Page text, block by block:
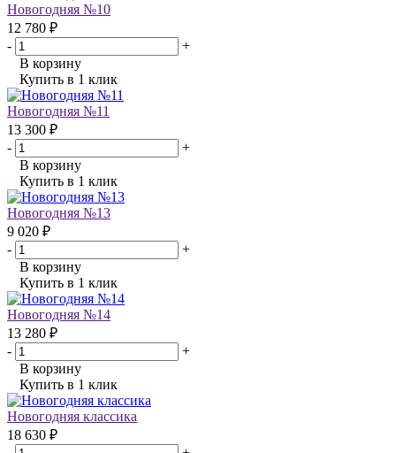
Новогодняя №10
12 780 ₽
-
+
В корзину
Купить в 1 клик
Новогодняя №11
13 300 ₽
-
+
В корзину
Купить в 1 клик
Новогодняя №13
9 020 ₽
-
+
В корзину
Купить в 1 клик
Новогодняя №14
13 280 ₽
-
+
В корзину
Купить в 1 клик
Новогодняя классика
18 630 ₽